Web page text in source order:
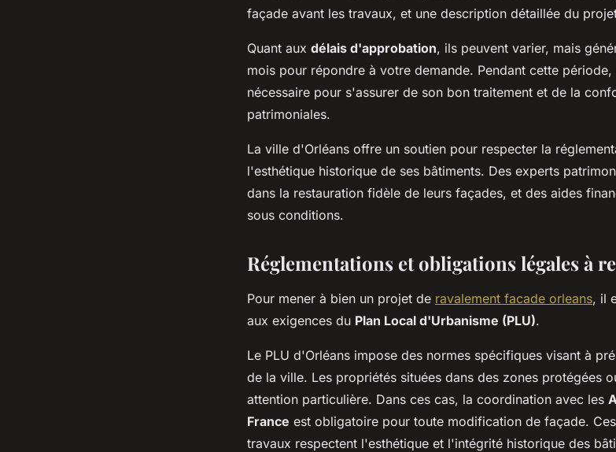
façade avant les travaux, et une description détaillée du
Quant aux délais d'approbation, ils peuvent varier, mais
mois pour répondre à votre demande. Pendant cette
nécessaire pour s'assurer de son bon traitement et de la
patrimoniales.
La ville d'Orléans offre un soutien pour respecter la
l'esthétique historique de ses bâtiments. Des experts
dans la restauration fidèle de leurs façades, et des aides
sous conditions.
Réglementations et obligations légales à
Pour mener à bien un projet de ravalement facade orleans, il
aux exigences du Plan Local d'Urbanisme (PLU).
Le PLU d'Orléans impose des normes spécifiques visant à
de la ville. Les propriétés situées dans des zones protégées
attention particulière. Dans ces cas, la coordination avec les
France est obligatoire pour toute modification de façade.
travaux respectent l'esthétique et l'intégrité historique des